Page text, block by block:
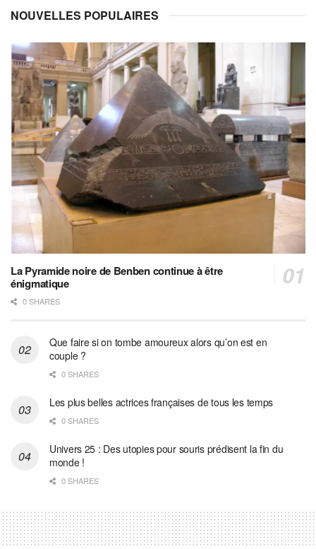
NOUVELLES POPULAIRES
La Pyramide noire de Benben continue à être
énigmatique
0 SHARES
Que faire si on tombe amoureux alors qu’on est en
couple ?
0 SHARES
Les plus belles actrices françaises de tous les temps
0 SHARES
Univers 25 : Des utopies pour souris prédisent la fin du
monde !
0 SHARES